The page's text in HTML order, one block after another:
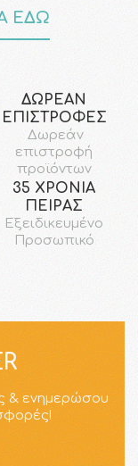
ΕΔΩ
ΔΩΡΕΑΝ
ΕΠΙΣΤΡΟΦΕΣ
Δωρεάν
επιστροφή
προϊόντων
35 ΧΡΟΝΙΑ
ΠΕΙΡΑΣ
Εξειδικευμένο
Προσωπικό
& ενημερώσου